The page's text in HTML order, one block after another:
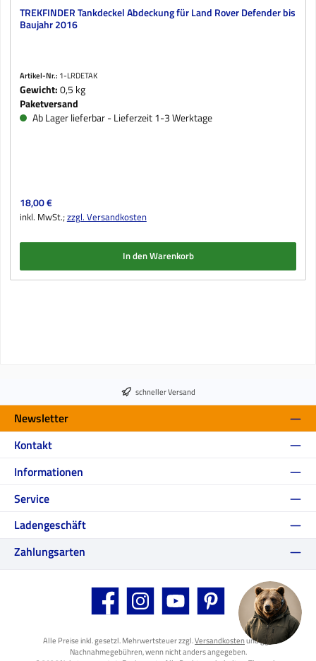
TREKFINDER Tankdeckel Abdeckung für Land Rover Defender bis
Baujahr 2016
Artikel-Nr.: 1-LRDETAK
Gewicht:0,5 kg
Paketversand
Ab Lager lieferbar - Lieferzeit 1-3 Werktage
Regulärer Preis:
18,00 €
inkl. MwSt.;zzgl. Versandkosten
In den Warenkorb
schneller Versand
Newsletter
Kontakt
Informationen
Service
Ladengeschäft
Zahlungsarten
Facebook Instagram YouTube Pinterest
Alle Preise inkl. gesetzl. Mehrwertsteuer zzgl.Versandkostenund ggf.
Nachnahmegebühren, wenn nicht anders angegeben.